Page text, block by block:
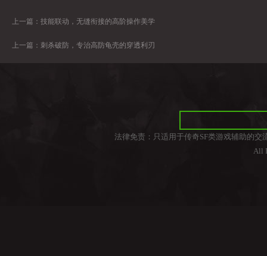
上一篇： 技能联动，无缝衔接的高阶操作美学
上一篇： 刺杀破防，专治高防龟壳的穿透利刃
法律免责：只适用于传奇SF类游戏辅助的
All